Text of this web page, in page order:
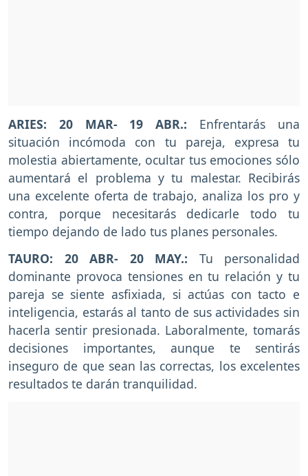
ARIES: 20 MAR- 19 ABR.: Enfrentarás una
situación incómoda con tu pareja, expresa tu
molestia abiertamente, ocultar tus emociones sólo
aumentará el problema y tu malestar. Recibirás
una excelente oferta de trabajo, analiza los pro y
contra, porque necesitarás dedicarle todo tu
tiempo dejando de lado tus planes personales.
TAURO: 20 ABR- 20 MAY.: Tu personalidad
dominante provoca tensiones en tu relación y tu
pareja se siente asfixiada, si actúas con tacto e
inteligencia, estarás al tanto de sus actividades sin
hacerla sentir presionada. Laboralmente, tomarás
decisiones importantes, aunque te sentirás
inseguro de que sean las correctas, los excelentes
resultados te darán tranquilidad.